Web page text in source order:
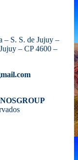
– S. S. de Jujuy –
– CP 4600 –